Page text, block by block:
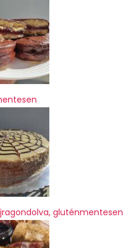
gluténmentesen